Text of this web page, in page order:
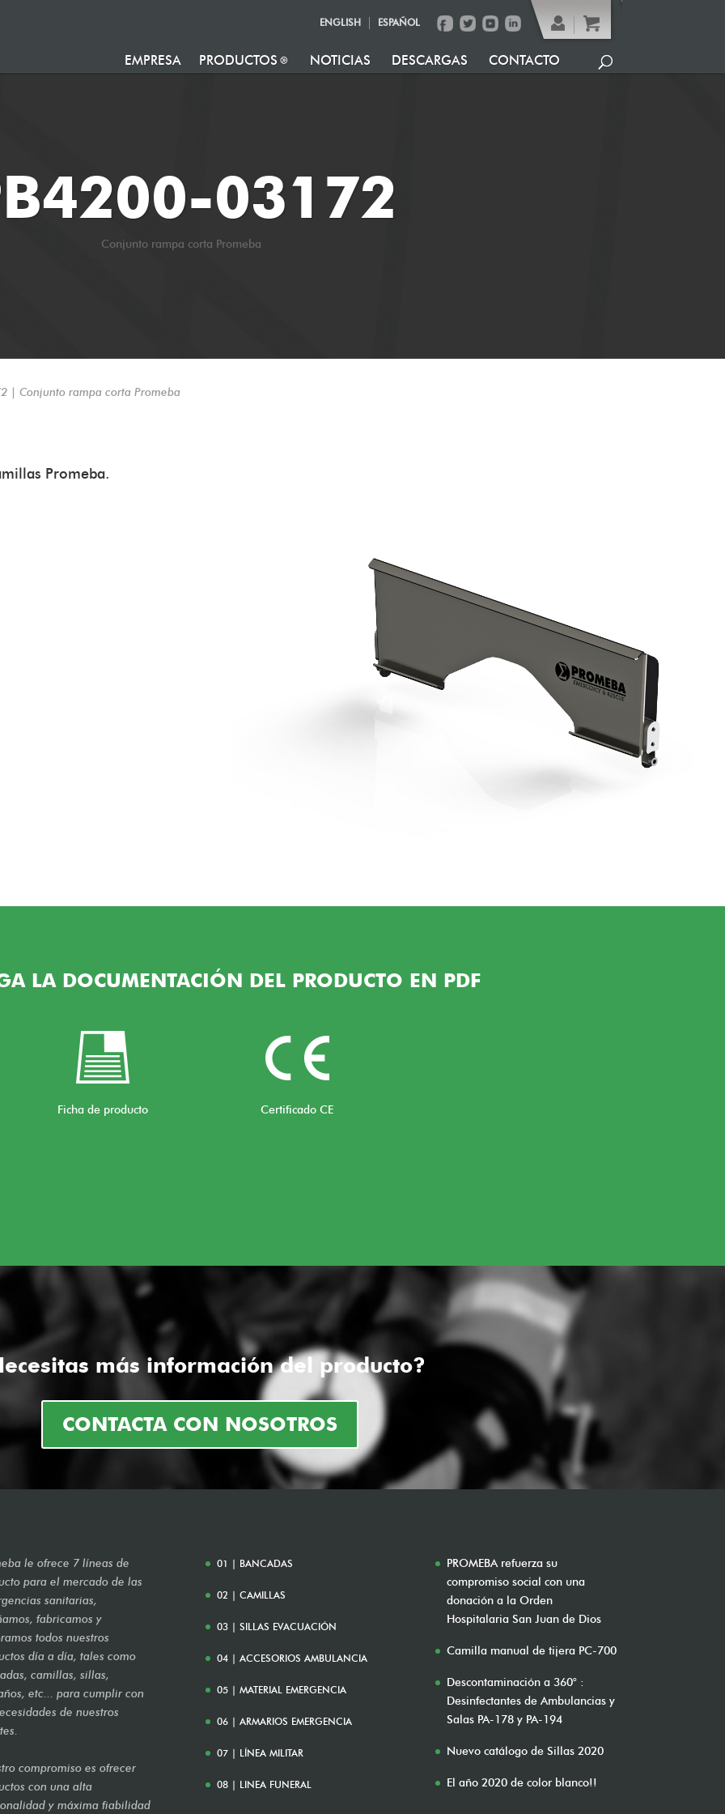
ENGLISH ESPAÑOL
EMPRESA PRODUCTOS NOTICIAS DESCARGAS CONTACTO
03172
Conjunto rampa corta Promeba
| Conjunto rampa corta Promeba
Promeba.
LA DOCUMENTACIÓN DEL PRODUCTO EN PDF
Ficha de producto Certificado CE
más información del producto?
CONTACTA CON NOSOTROS
le ofrece 7 líneas de
para el mercado de las
sanitarias,
fabricamos y
todos nuestros
día a día, tales como
camillas, sillas,
etc... para cumplir con
de nuestros
compromiso es ofrecer
con una alta
y máxima fiabilidad
01 | BANCADAS
02 | CAMILLAS
03 | SILLAS EVACUACIÓN
04 | ACCESORIOS AMBULANCIA
05 | MATERIAL EMERGENCIA
06 | ARMARIOS EMERGENCIA
07 | LÍNEA MILITAR
08 | LINEA FUNERAL
PROMEBA refuerza su
compromiso social con una
donación a la Orden
Hospitalaria San Juan de Dios
Camilla manual de tijera PC-700
Descontaminación a 360° :
Desinfectantes de Ambulancias y
Salas PA-178 y PA-194
Nuevo catálogo de Sillas 2020
El año 2020 de color blanco!!